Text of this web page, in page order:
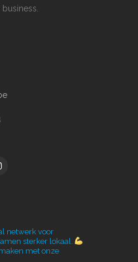
netwerk voor
sterker lokaal.
met onze